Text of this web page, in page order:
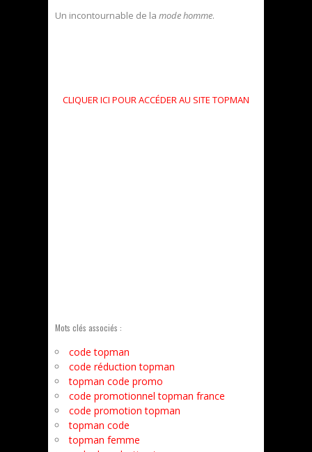
Un incontournable de la mode homme.
CLIQUER ICI POUR ACCÉDER AU SITE TOPMAN
Mots clés associés :
code topman
code réduction topman
topman code promo
code promotionnel topman france
code promotion topman
topman code
topman femme